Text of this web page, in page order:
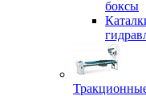
боксы